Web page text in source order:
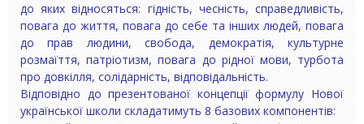
до яких відносяться: гідність, чесність, справедливість,
повага до життя, повага до себе та інших людей, повага
до прав людини, свобода, демократія, культурне
розмаїття, патріотизм, повага до рідної мови, турбота
про довкілля, солідарність, відповідальність.
Відповідно до презентованої концепції формулу Нової
української школи складатимуть 8 базових компонентів: